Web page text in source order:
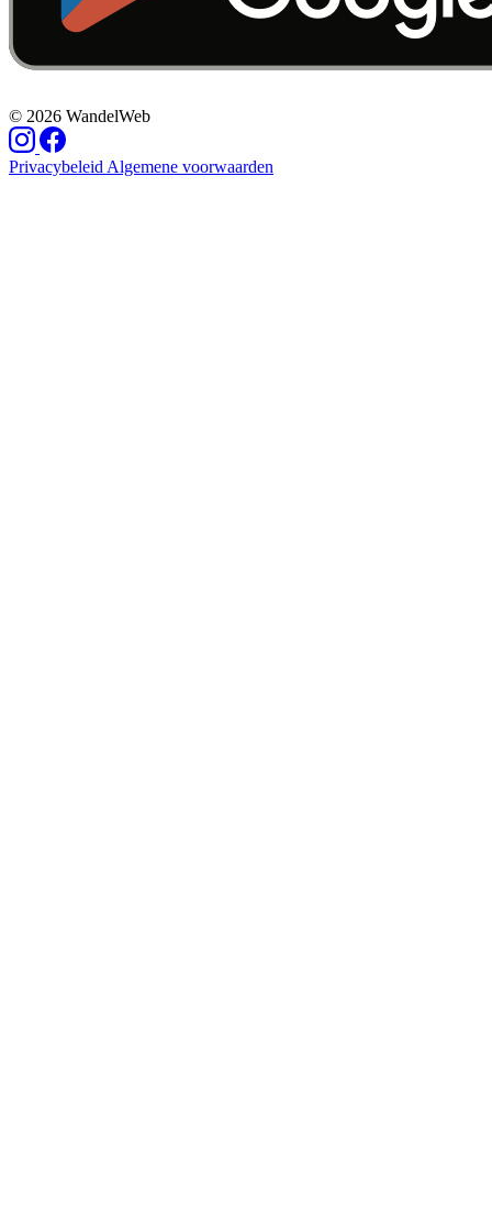
© 2026 WandelWeb
Privacybeleid Algemene voorwaarden